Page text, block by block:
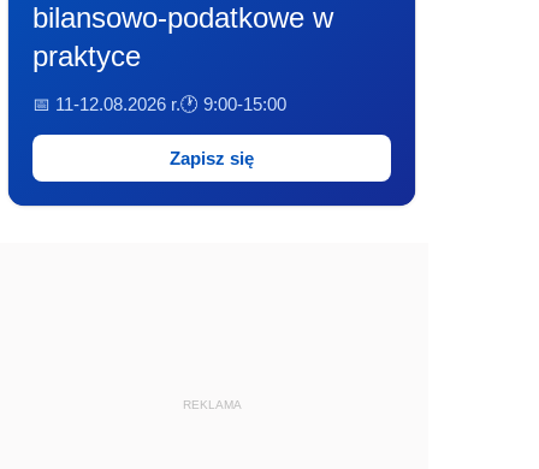
bilansowo-podatkowe w
praktyce
📅 11-12.08.2026 r.🕐 9:00-15:00
Zapisz się
REKLAMA